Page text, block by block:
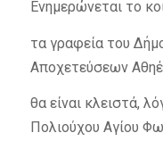
Ενημερώνεται το
τα γραφεία του
Αποχετεύσεων
θα είναι κλειστά,
Πολιούχου Αγίου